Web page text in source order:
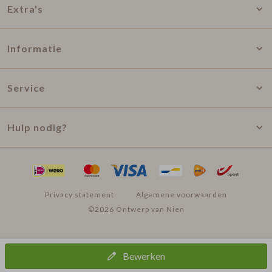
Bewerken
Extra's
Informatie
Service
Hulp nodig?
Privacy statement
Algemene voorwaarden
©2026 Ontwerp van Nien